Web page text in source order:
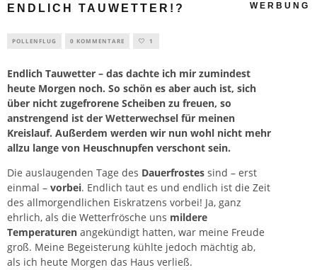
ENDLICH TAUWETTER!? WERBUNG
POLLENFLUG 0 KOMMENTARE 1
Endlich Tauwetter – das dachte ich mir zumindest
heute Morgen noch. So schön es aber auch ist, sich
über nicht zugefrorene Scheiben zu freuen, so
anstrengend ist der Wetterwechsel für meinen
Kreislauf. Außerdem werden wir nun wohl nicht mehr
allzu lange von Heuschnupfen verschont sein.
Die auslaugenden Tage des Dauerfrostes sind – erst
einmal – vorbei. Endlich taut es und endlich ist die Zeit
des allmorgendlichen Eiskratzens vorbei! Ja, ganz
ehrlich, als die Wetterfrösche uns mildere
Temperaturen angekündigt hatten, war meine Freude
groß. Meine Begeisterung kühlte jedoch mächtig ab,
als ich heute Morgen das Haus verließ.